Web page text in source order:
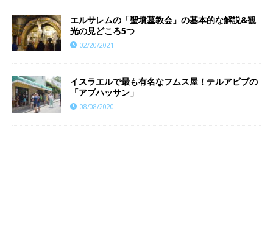
エルサレムの「聖墳墓教会」の基本的な解説&観
光の見どころ5つ
02/20/2021
イスラエルで最も有名なフムス屋！テルアビブの
「アブハッサン」
08/08/2020